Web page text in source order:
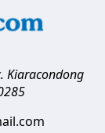
Kiaracondong